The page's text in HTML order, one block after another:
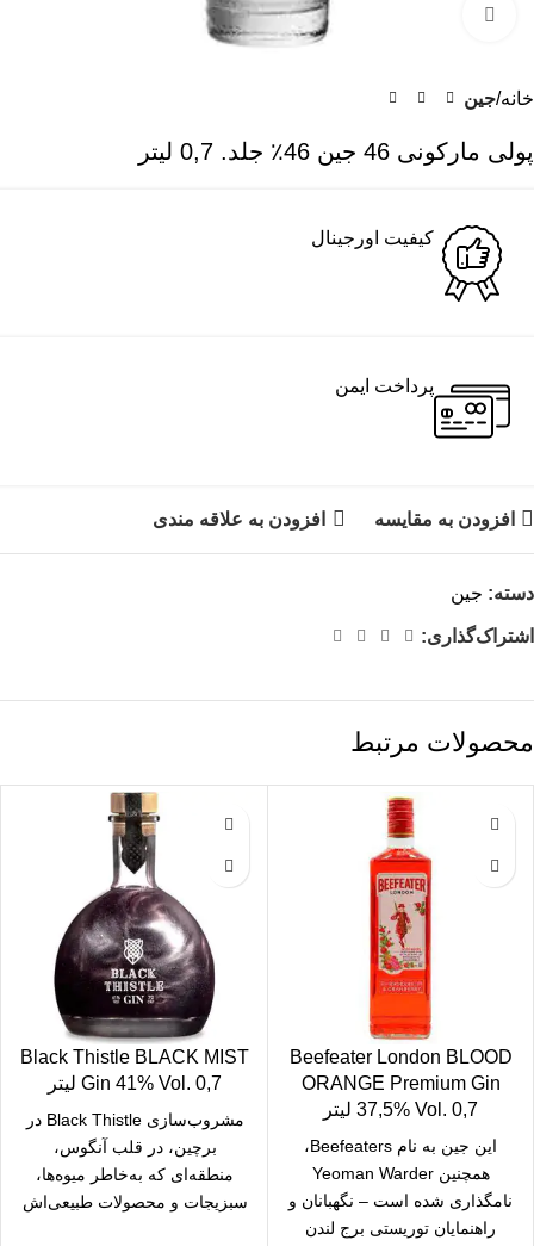
برای بزرگنمایی کلیک کنید
خانه جین
پولی مارکونی 46 جین 46٪ جلد. 0,7 لیتر
کیفیت اورجینال
پرداخت ایمن
افزودن به مقایسه افزودن به علاقه مندی
دسته: جین
اشتراک‌گذاری:
محصولات مرتبط
Beefeater London BLOOD
ORANGE Premium Gin
37,5% Vol. 0,7 لیتر
این جین به نام Beefeaters،
همچنین Yeoman Warder
نامگذاری شده است – نگهبانان و
راهنمایان توریستی برج لندن
Black Thistle BLACK MIST
Gin 41% Vol. 0,7 لیتر
مشروب‌سازی Black Thistle در
برچین، در قلب آنگوس،
منطقه‌ای که به‌خاطر میوه‌ها،
سبزیجات و محصولات طبیعی‌اش